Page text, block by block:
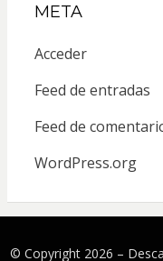
META
Acceder
Feed de entradas
Feed de
WordPress.org
© Copyright 2026 –